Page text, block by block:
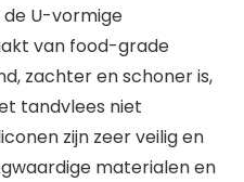
U-vormige
van food-grade
zachter en schoner is,
tandvlees niet
zijn zeer veilig en
materialen en